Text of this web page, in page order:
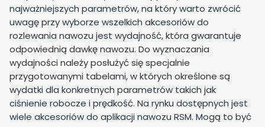
najważniejszych parametrów, na który warto zwrócić
uwagę przy wyborze wszelkich akcesoriów do
rozlewania nawozu jest wydajność, która gwarantuje
odpowiednią dawkę nawozu. Do wyznaczania
wydajności należy posłużyć się specjalnie
przygotowanymi tabelami, w których określone są
wydatki dla konkretnych parametrów takich jak
ciśnienie robocze i prędkość. Na rynku dostępnych jest
wiele akcesoriów do aplikacji nawozu RSM. Mogą to być